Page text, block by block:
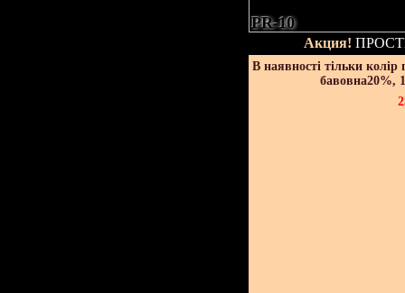
PR-10
Акция!
В наявності тільки
бавовна20%,